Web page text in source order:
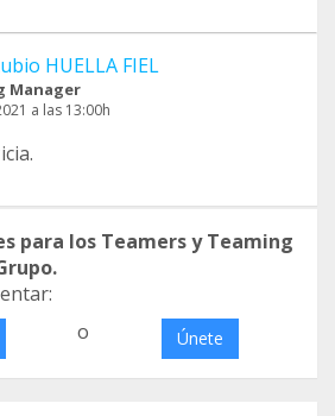
HUELLA FIEL
Manager
a las 13:00h
para los Teamers y Teaming
o Únete